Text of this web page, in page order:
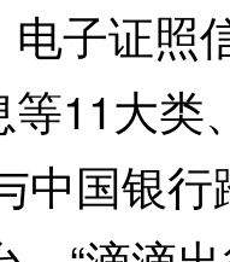
子证照
11大类
中国银